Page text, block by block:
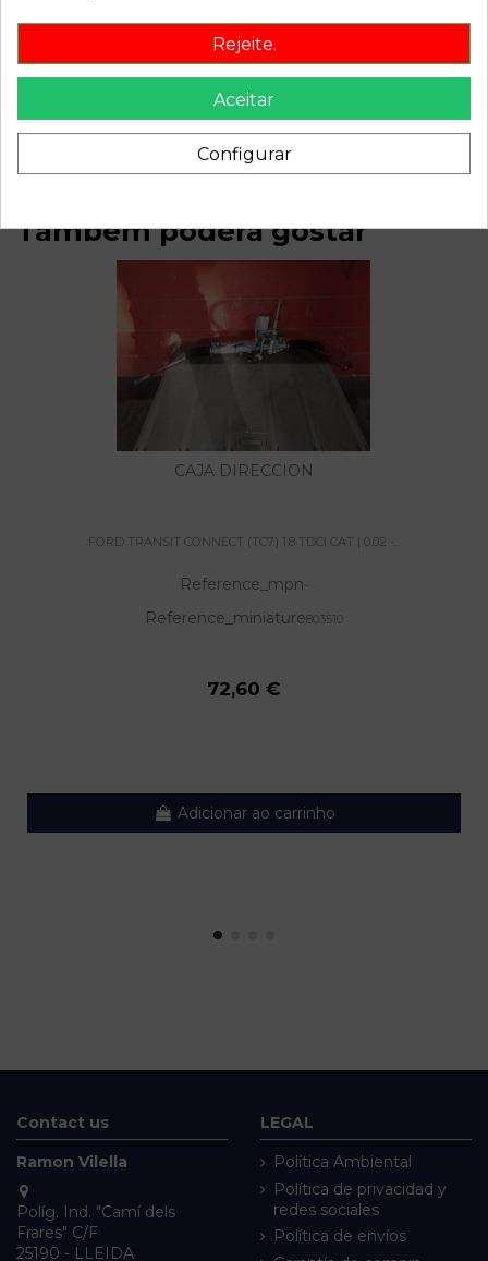
Recambio de amortiguador delantero derecho para ford
transit connect (tc7) 1.8 tdci cat | 0.02 - 0.09 1.8 tdci cat |
0.02 - 0.09 referencia OEM IAM
Também poderá gostar
CAJA DIRECCION
FORD TRANSIT CONNECT (TC7) 1.8 TDCI CAT | 0.02 -...
Reference_mpn-
Reference_miniature803510
72,60 €
Adicionar ao carrinho
Contact us
Ramon Vilella
Políg. Ind. "Camí dels
Frares" C/F
25190 - LLEIDA
LEGAL
Política Ambiental
Política de privacidad y
redes sociales
Política de envíos
Rejeite.
Aceitar
Configurar